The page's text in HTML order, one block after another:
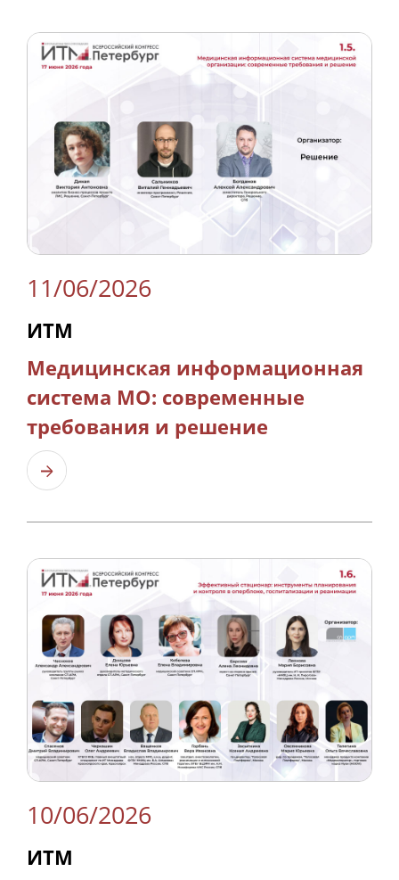
11/06/2026
ИТМ
Медицинская информационная
система МО: современные
требования и решение
10/06/2026
ИТМ